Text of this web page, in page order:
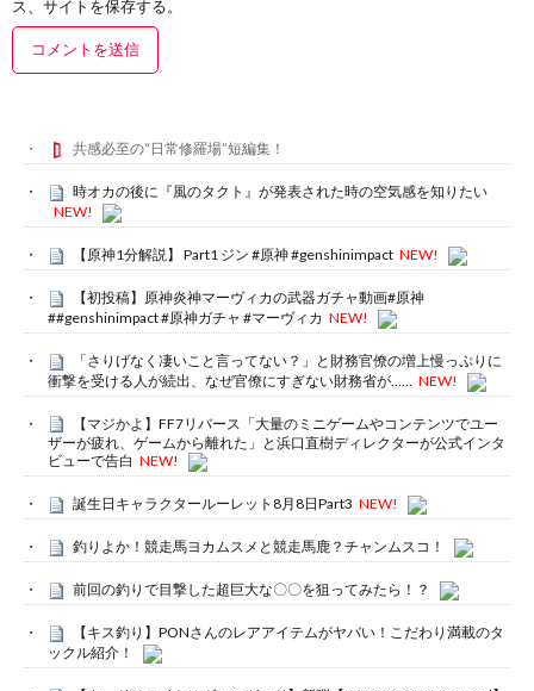
ス、サイトを保存する。
共感必至の“日常修羅場”短編集！
時オカの後に『風のタクト』が発表された時の空気感を知りたい
NEW!
【原神1分解説】 Part1 ジン #原神 #genshinimpact NEW!
【初投稿】原神炎神マーヴィカの武器ガチャ動画#原神
##genshinimpact #原神ガチャ #マーヴィカ NEW!
「さりげなく凄いこと言ってない？」と財務官僚の増上慢っぷりに
衝撃を受ける人が続出、なぜ官僚にすぎない財務省が……
NEW!
【マジかよ】FF7リバース「大量のミニゲームやコンテンツでユー
ザーが疲れ、ゲームから離れた」と浜口直樹ディレクターが公式インタ
ビューで告白 NEW!
誕生日キャラクタールーレット8月8日Part3 NEW!
釣りよか！競走馬ヨカムスメと競走馬鹿？チャンムスコ！
前回の釣りで目撃した超巨大な〇〇を狙ってみたら！？
【キス釣り】PONさんのレアアイテムがヤバい！こだわり満載のタ
ックル紹介！